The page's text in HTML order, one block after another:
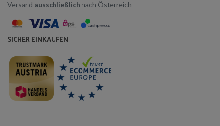
Versand ausschließlich nach Österreich
SICHER EINKAUFEN